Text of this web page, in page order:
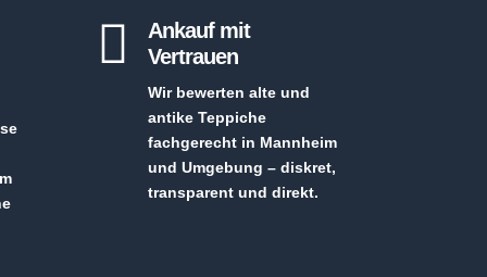

Ankauf mit
Vertrauen
Wir bewerten alte und
antike Teppiche
fachgerecht in Mannheim
und Umgebung – diskret,
transparent und direkt.